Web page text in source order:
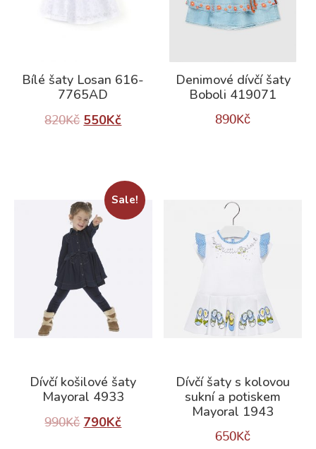
Bílé šaty Losan 616-
7765AD
820Kč 550Kč
Denimové dívčí šaty
Boboli 419071
890Kč
Sale!
Dívčí košilové šaty
Mayoral 4933
990Kč 790Kč
Dívčí šaty s kolovou
sukní a potiskem
Mayoral 1943
650Kč